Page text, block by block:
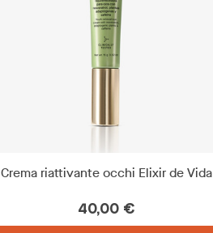
Crema riattivante occhi Elixir de Vida
40,00 €